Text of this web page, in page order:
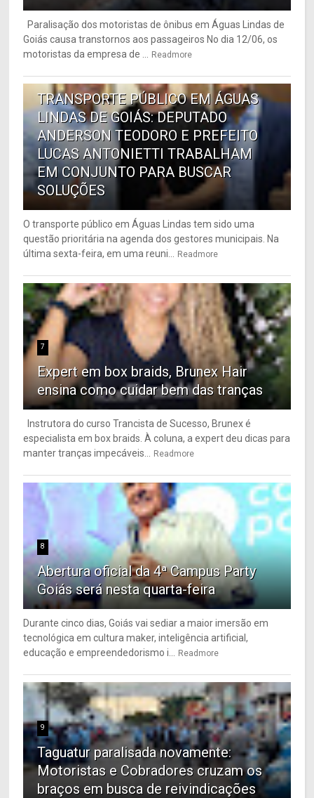
Paralisação dos motoristas de ônibus em Águas Lindas de
Goiás causa transtornos aos passageiros No dia 12/06, os
motoristas da empresa de ...
Readmore
TRANSPORTE PÚBLICO EM ÁGUAS
LINDAS DE GOIÁS: DEPUTADO
ANDERSON TEODORO E PREFEITO
LUCAS ANTONIETTI TRABALHAM
EM CONJUNTO PARA BUSCAR
SOLUÇÕES
O transporte público em Águas Lindas tem sido uma
questão prioritária na agenda dos gestores municipais. Na
última sexta-feira, em uma reuni...
Readmore
7
Expert em box braids, Brunex Hair
ensina como cuidar bem das tranças
Instrutora do curso Trancista de Sucesso, Brunex é
especialista em box braids. À coluna, a expert deu dicas para
manter tranças impecáveis...
Readmore
8
Abertura oficial da 4ª Campus Party
Goiás será nesta quarta-feira
Durante cinco dias, Goiás vai sediar a maior imersão em
tecnológica em cultura maker, inteligência artificial,
educação e empreendedorismo i...
Readmore
9
Taguatur paralisada novamente:
Motoristas e Cobradores cruzam os
braços em busca de reivindicações